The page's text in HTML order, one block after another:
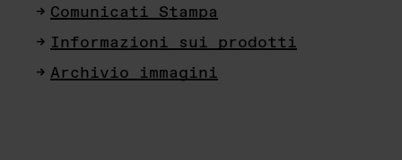
Comunicati Stampa
Informazioni sui prodotti
Archivio immagini